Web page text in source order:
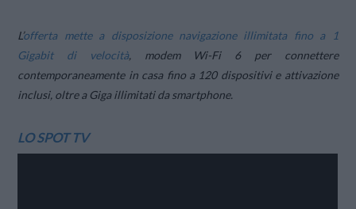
L’offerta mette a disposizione navigazione illimitata fino a 1
Gigabit di velocità, modem Wi-Fi 6 per connettere
contemporaneamente in casa fino a 120 dispositivi e attivazione
inclusi, oltre a Giga illimitati da smartphone.
LO SPOT TV